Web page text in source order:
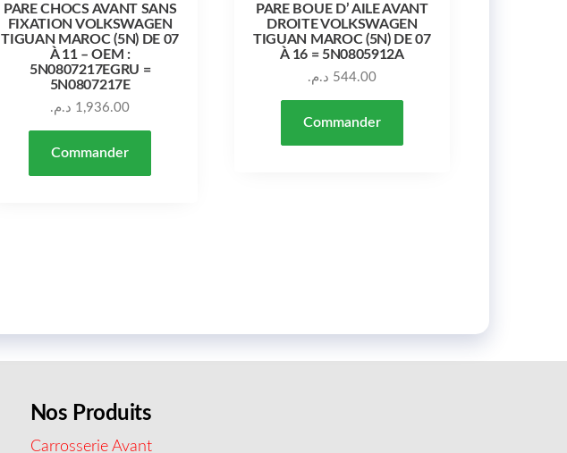
PARE CHOCS AVANT SANS
FIXATION VOLKSWAGEN
TIGUAN MAROC (5N) DE 07
À 11 – OEM :
5N0807217EGRU =
5N0807217E
1,936.00 د.م.
Commander
PARE BOUE D’ AILE AVANT
DROITE VOLKSWAGEN
TIGUAN MAROC (5N) DE 07
À 16 = 5N0805912A
544.00 د.م.
Commander
Nos Produits
Carrosserie Avant